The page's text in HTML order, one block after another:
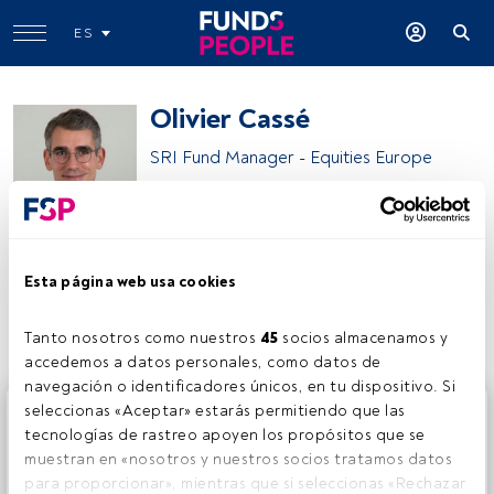
Esta página web usa cookies
Tanto nosotros como nuestros 45 socios almacenamos y
accedemos a datos personales, como datos de
navegación o identificadores únicos, en tu dispositivo. Si
seleccionas «Aceptar» estarás permitiendo que las
tecnologías de rastreo apoyen los propósitos que se
muestran en «nosotros y nuestros socios tratamos datos
para proporcionar», mientras que si seleccionas «Rechazar
ES
Olivier Cassé
SRI Fund Manager - Equities Europe
Compartir:
Este es un artículo exclusivo para los usuarios registrados
de FundsPeople. Si ya estás registrado, accede desde el
botón Login. Si aún no tienes cuenta, te invitamos a
registrarte y disfrutar de todo el universo que ofrece